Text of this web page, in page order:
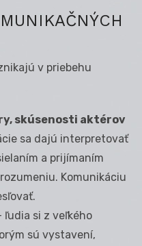
v priebehu
skúsenosti aktérov
sa dajú interpretovať
a prijímaním
Komunikáciu
ľudia si z veľkého
sú vystavení,